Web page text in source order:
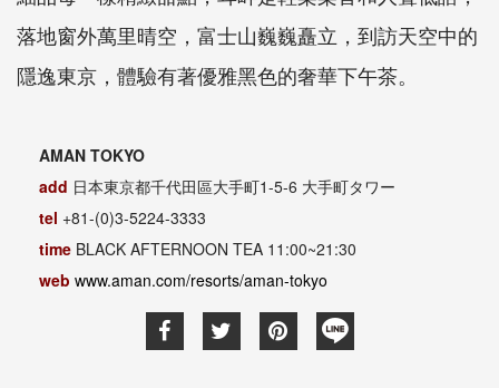
落地窗外萬里晴空，富士山巍巍矗立，到訪天空中的
隱逸東京，體驗有著優雅黑色的奢華下午茶。
AMAN TOKYO
add 日本東京都千代田區大手町1-5-6 大手町タワー
tel +81-(0)3-5224-3333
time BLACK AFTERNOON TEA 11:00~21:30
web www.aman.com/resorts/aman-tokyo